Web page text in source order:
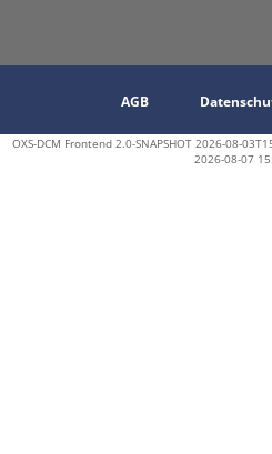
AGB
OXS-DCM Frontend 2.0-SNAPSHOT 2026-08-
2026-08-07